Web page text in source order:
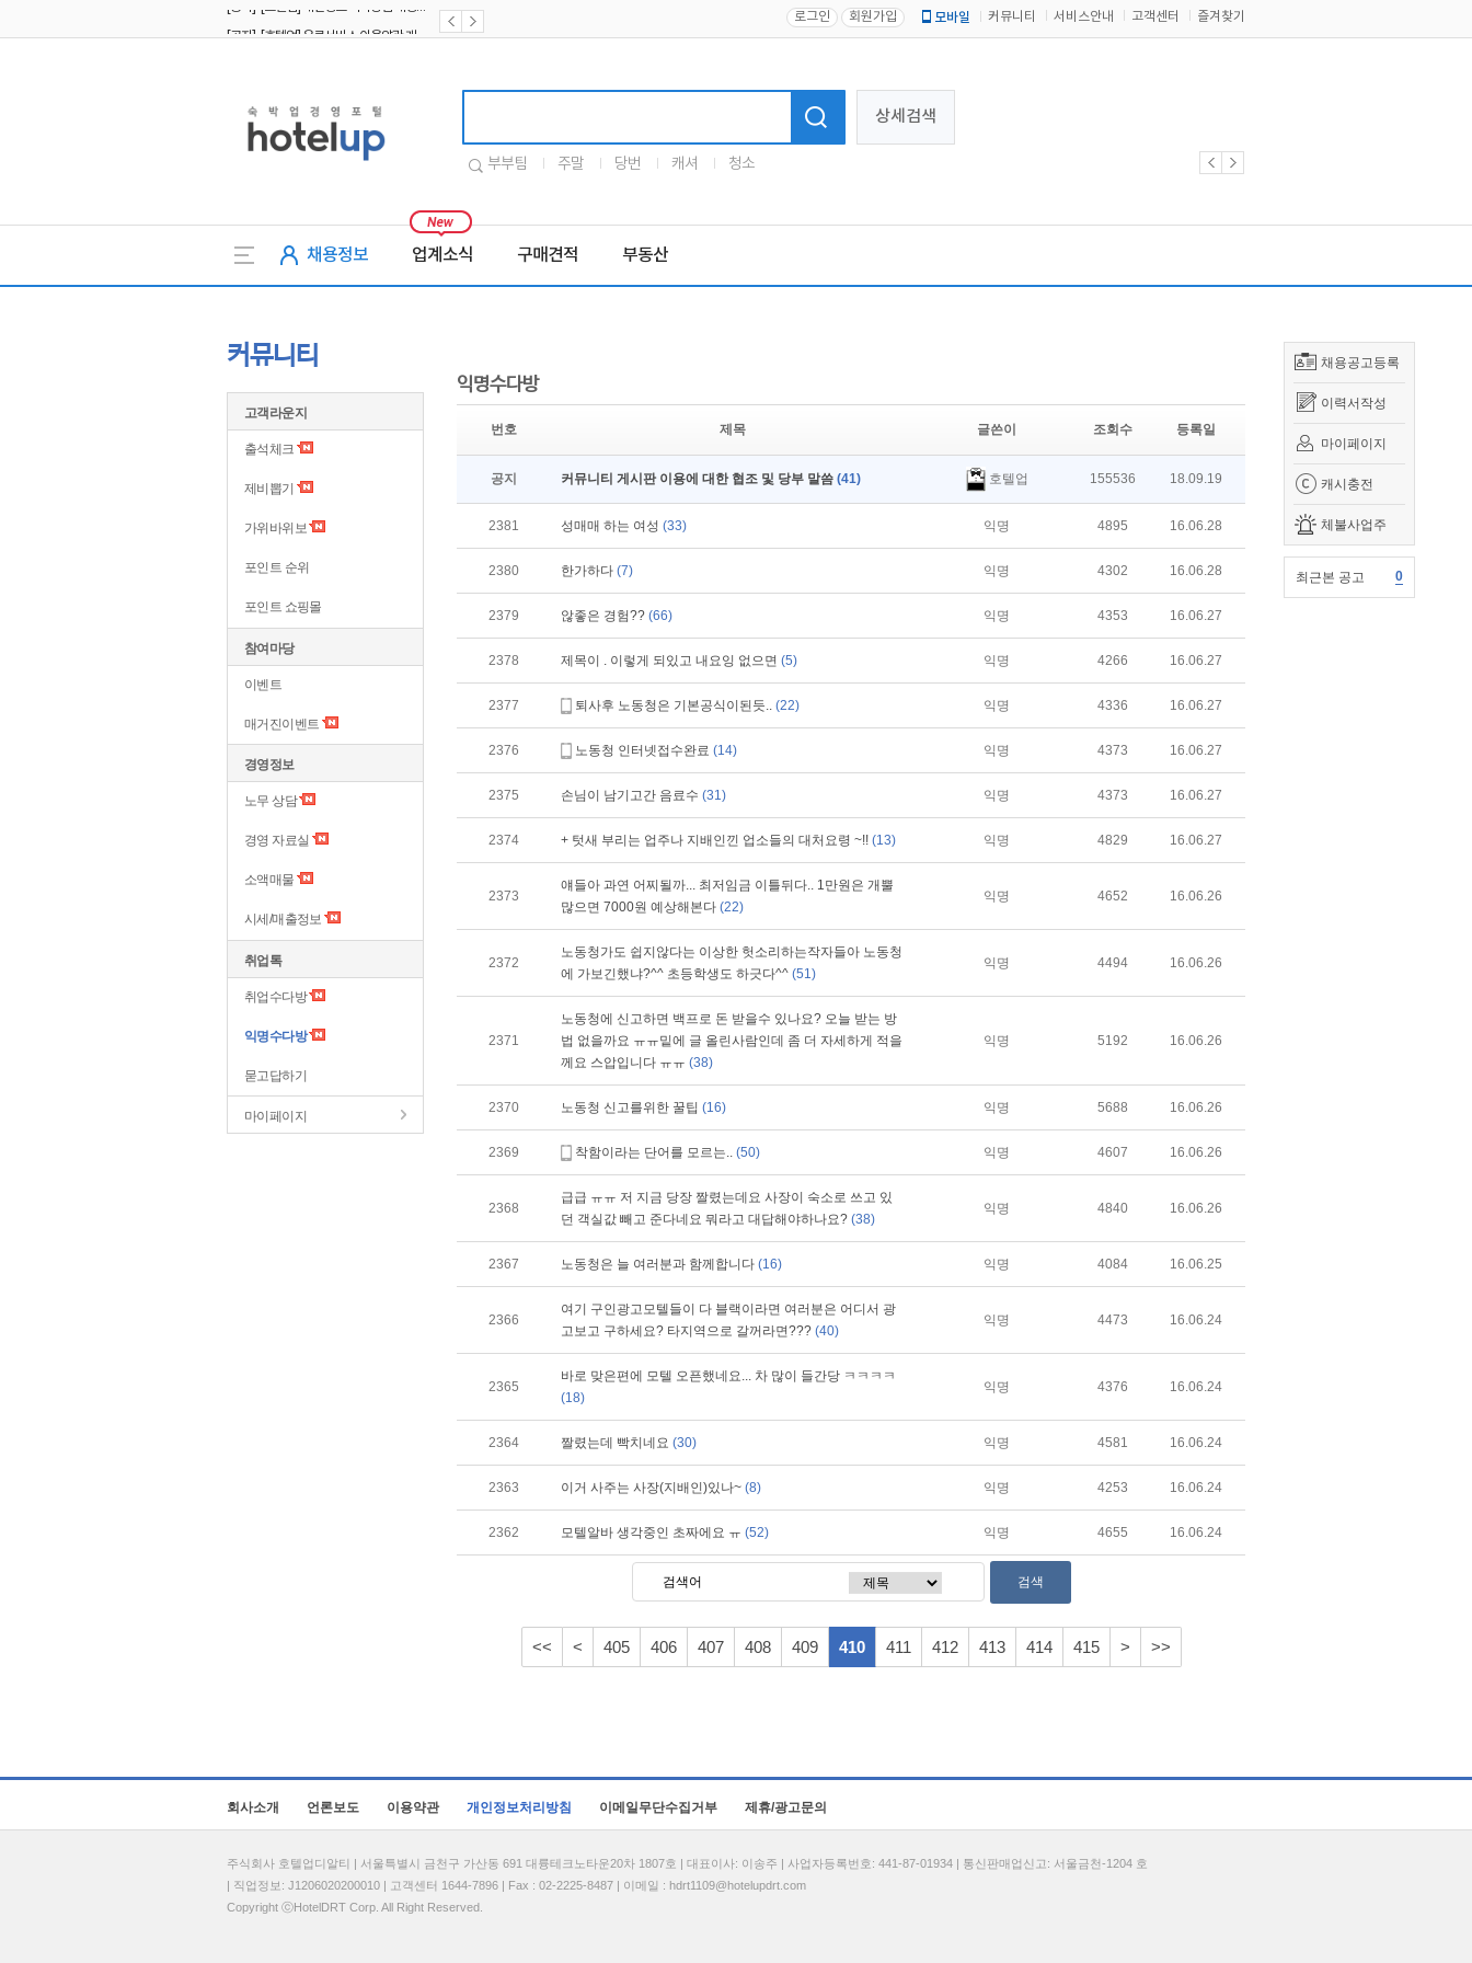
로그인 회원가입 모바일 커뮤니티 서비스안내 고객센터 즐겨찾기
상세검색
부부팀 주말 당번 캐셔 청소
채용정보 업계소식 구매견적 부동산
채용공고등록
이력서작성
마이페이지
캐시충전
체불사업주
최근본 공고 0
커뮤니티
고객라운지
출석체크
제비뽑기
가위바위보
포인트 순위
포인트 쇼핑몰
참여마당
이벤트
매거진이벤트
경영정보
노무 상담
경영 자료실
소액매물
시세/매출정보
취업톡
취업수다방
익명수다방
묻고답하기
마이페이지
익명수다방
번호 제목 글쓴이 조회수 등록일
공지 커뮤니티 게시판 이용에 대한 협조 및 당부 말씀 (41) 호텔업 155536 18.09.19
2381 성매매 하는 여성 (33) 익명 4895 16.06.28
2380 한가하다 (7) 익명 4302 16.06.28
2379 않좋은 경험?? (66) 익명 4353 16.06.27
2378 제목이 . 이렇게 되있고 내요잉 없으면 (5) 익명 4266 16.06.27
2377 퇴사후 노동청은 기본공식이된듯.. (22) 익명 4336 16.06.27
2376 노동청 인터넷접수완료 (14) 익명 4373 16.06.27
2375 손님이 남기고간 음료수 (31) 익명 4373 16.06.27
2374 + 텃새 부리는 업주나 지배인낀 업소들의 대처요령 ~!! (13) 익명 4829 16.06.27
2373
얘들아 과연 어찌될까... 최저임금 이틀뒤다.. 1만원은 개뿔
많으면 7000원 예상해본다 (22)
익명 4652 16.06.26
2372
노동청가도 쉽지않다는 이상한 헛소리하는작자들아 노동청
에 가보긴했냐?^^ 초등학생도 하긋다^^ (51)
익명 4494 16.06.26
2371
노동청에 신고하면 백프로 돈 받을수 있나요? 오늘 받는 방
법 없을까요 ㅠㅠ밑에 글 올린사람인데 좀 더 자세하게 적을
께요 스압입니다 ㅠㅠ (38)
익명 5192 16.06.26
2370 노동청 신고를위한 꿀팁 (16) 익명 5688 16.06.26
2369 착함이라는 단어를 모르는.. (50) 익명 4607 16.06.26
2368
급급 ㅠㅠ 저 지금 당장 짤렸는데요 사장이 숙소로 쓰고 있
던 객실값 빼고 준다네요 뭐라고 대답해야하나요? (38)
익명 4840 16.06.26
2367 노동청은 늘 여러분과 함께합니다 (16) 익명 4084 16.06.25
2366
여기 구인광고모텔들이 다 블랙이라면 여러분은 어디서 광
고보고 구하세요? 타지역으로 갈꺼라면??? (40)
익명 4473 16.06.24
2365
바로 맞은편에 모텔 오픈했네요... 차 많이 들간당 ㅋㅋㅋㅋ
(18)
익명 4376 16.06.24
2364 짤렸는데 빡치네요 (30) 익명 4581 16.06.24
2363 이거 사주는 사장(지배인)있나~ (8) 익명 4253 16.06.24
2362 모텔알바 생각중인 초짜에요 ㅠ (52) 익명 4655 16.06.24
<< < 405 406 407 408 409 410 411 412 413 414 415 > >>
회사소개 언론보도 이용약관 개인정보처리방침 이메일무단수집거부 제휴/광고문의
주식회사 호텔업디알티 | 서울특별시 금천구 가산동 691 대륭테크노타운20차 1807호 | 대표이사: 이송주 | 사업자등록번호: 441-87-01934 | 통신판매업신고: 서울금천-1204 호
| 직업정보: J1206020200010 | 고객센터 1644-7896 | Fax : 02-2225-8487 | 이메일 : hdrt1109@hotelupdrt.com
Copyright ⓒHotelDRT Corp. All Right Reserved.